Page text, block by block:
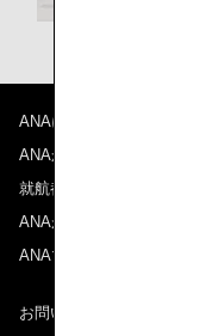
ANAについて
ANAからのお知らせ
就航都市
ANAがお約束する体験
ANAマイレージクラブ
お問い合わせ